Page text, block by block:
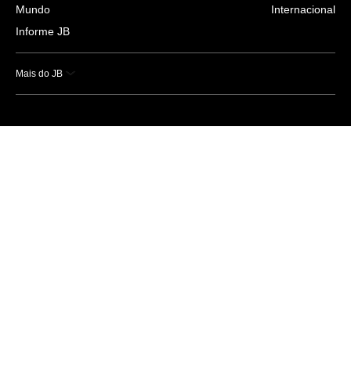
Mundo
Informe JB
Internacional
Mais do JB
Esportes